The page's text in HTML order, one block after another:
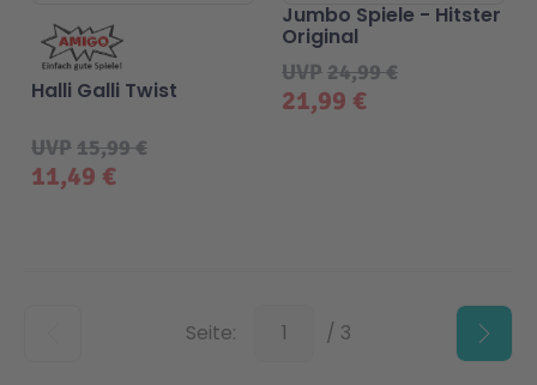
11,49 €
UVP15,99 €
Halli Galli Twist 21,99 €
UVP24,99 €
Jumbo Spiele - Hitster
Original
Seite: Unten / 3